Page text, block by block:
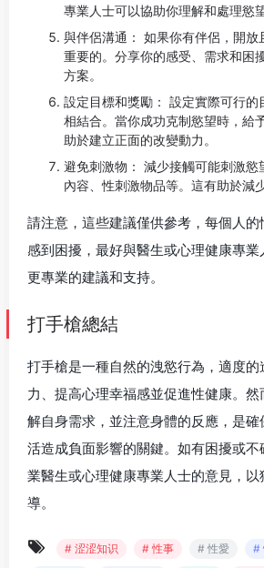
專業人士可以協助你理解和處理慾
與伴侶溝通： 如果你有伴侶，開放
重要的。分享你的感受、需求和困
方案。
設定目標和獎勵： 設定實際可行的
相結合。當你成功克制慾望時，給
助於建立正面的改變動力。
避免刺激物： 減少接觸可能刺激慾
內容、性刺激物品等。這有助於減
請注意，這些建議僅供參考，每個人
感到困擾，最好與醫生或心理健康專
更專業的建議和支持。
打手槍總結
打手槍是一種自然的洩慾行為，適度
力、提高心理幸福感並促進性健康。
解自身需求，並注意身體的反應，是
活造成負面影響的關鍵。如有困擾或
業醫生或心理健康專業人士的意見，以
導。
# 涩涩知识 # 性事 # 性愛 #